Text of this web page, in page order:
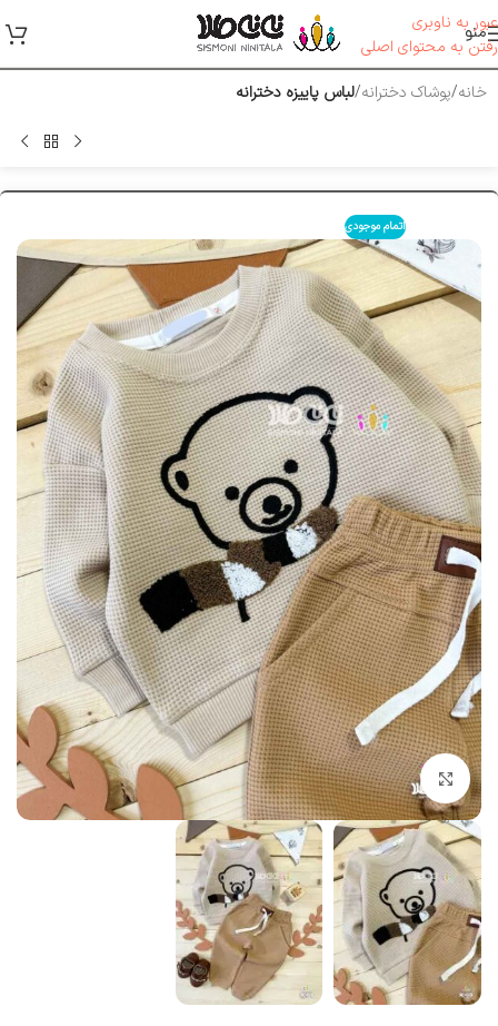
عبور به ناوبری
رفتن به محتوای اصلی
منو
خانه پوشاک دخترانه لباس پاییزه دخترانه
اتمام موجودی
بزرگنمایی تصویر